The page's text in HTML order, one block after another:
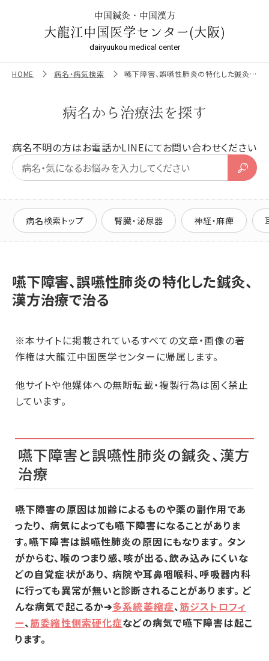
江中国医学センター（大阪）中国鍼灸・中国漢方
大龍江中国医学センター(大阪)
dairyuukou medical center
HOME 病名・病気検索 嚥下障害、誤嚥性肺炎の特化した鍼灸、漢方治療で治る
病名から治療法を探す
病名不明の方はお電話かLINEにてお問い合わせください
病名検索トップ 腎臓・泌尿器 神経・麻痺
嚥下障害、誤嚥性肺炎の特化した鍼灸、
漢方治療で治る
※本サイトに掲載されているすべての文章・画像の著
作権は大龍江中国医学センターに帰属します。
他サイトや他媒体への無断転載・複製行為は固く禁止
しています。
嚥下障害と誤嚥性肺炎の鍼灸、漢方
治療
嚥下障害の原因は加齢によるものや薬の副作用であ
ったり、 病気によっても嚥下障害になることがありま
す。嚥下障害は誤嚥性肺炎の原因にもなります。 タン
がからむ、喉のつまり感、咳が出る、飲み込みにくいな
どの自覚症状があり、 病院や耳鼻咽喉科、呼吸器内科
に行っても異常が無いと診断されることがあります。 ど
んな病気で起こるか➔多系統萎縮症、筋ジストロフィ
ー、筋委縮性側索硬化症などの病気で嚥下障害は起こ
ります。